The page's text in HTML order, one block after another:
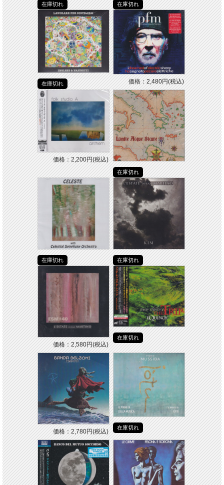
在庫切れ 在庫切れ
在庫切れ 価格：2,480円(税込)
価格：2,200円(税込)
在庫切れ
在庫切れ 在庫切れ
価格：2,580円(税込)
在庫切れ
価格：2,780円(税込)
在庫切れ